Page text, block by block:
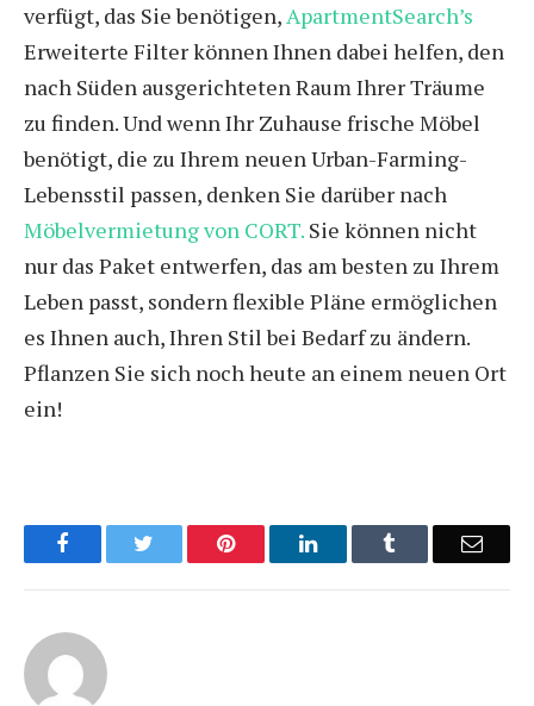
verfügt, das Sie benötigen,ApartmentSearch’s
Erweiterte Filter können Ihnen dabei helfen, den
nach Süden ausgerichteten Raum Ihrer Träume
zu finden. Und wenn Ihr Zuhause frische Möbel
benötigt, die zu Ihrem neuen Urban-Farming-
Lebensstil passen, denken Sie darüber nach
Möbelvermietung von CORT. Sie können nicht
nur das Paket entwerfen, das am besten zu Ihrem
Leben passt, sondern flexible Pläne ermöglichen
es Ihnen auch, Ihren Stil bei Bedarf zu ändern.
Pflanzen Sie sich noch heute an einem neuen Ort
ein!
Facebook Pinterest LinkedIn Email